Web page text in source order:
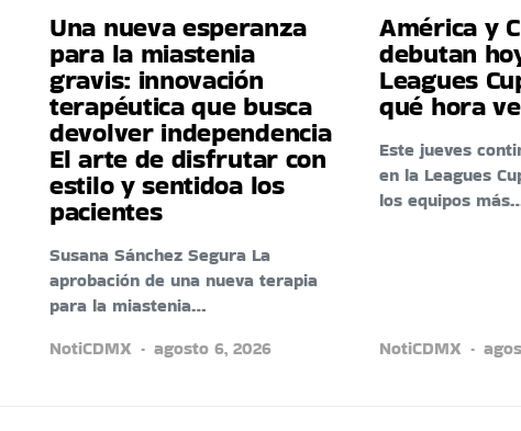
Una nueva esperanza
para la miastenia
gravis: innovación
terapéutica que busca
devolver independencia
El arte de disfrutar con
estilo y sentidoa los
pacientes
Susana Sánchez Segura La
aprobación de una nueva terapia
para la miastenia…
NotiCDMX
agosto 6, 2026
América y
debutan
Leagues
qué hora
Este jueves
en la Leagues
los equipos
NotiCDMX